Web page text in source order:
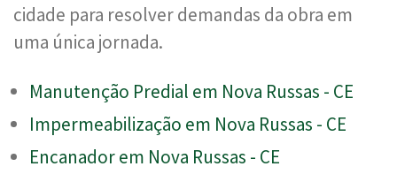
cidade para resolver demandas da obra em
uma única jornada.
Manutenção Predial em Nova Russas - CE
Impermeabilização em Nova Russas - CE
Encanador em Nova Russas - CE